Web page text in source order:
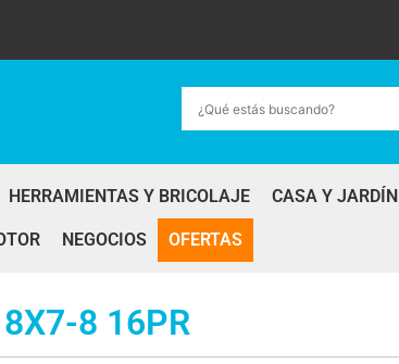
HERRAMIENTAS Y BRICOLAJE CASA Y JARDÍN
NEGOCIOS OFERTAS
8 16PR